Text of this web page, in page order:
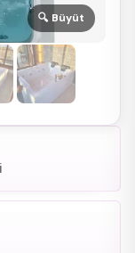
🔍 Büyüt